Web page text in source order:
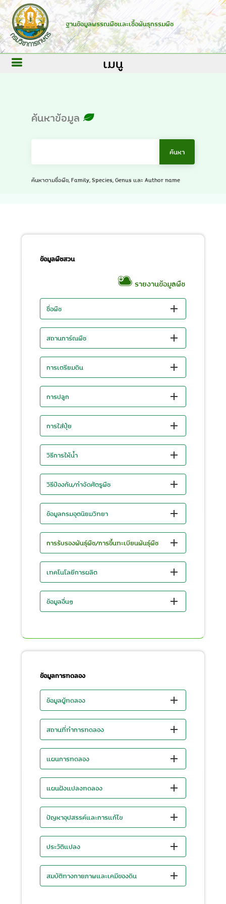
ฐานข้อมูลพรรณพืชและเชื้อพันธุกรรมพืช
เมนู
ค้นหาข้อมูล
ค้นหาตามชื่อพืช, Family, Species, Genus และ Author name
ข้อมูลพืชสวน
รายงานข้อมูลพืช
ชื่อพืช
สถานการ์ณพืช
การเตรียมดิน
การปลูก
การใส่ปุ๋ย
วิธีการให้น้ำ
วิธีป้องกัน/กำจัดศัตรูพืช
ข้อมูลกรมอุตนิยมวิทยา
การรับรองพันธุ์พืช/การขึ้นทะเบียนพันธุ์พืช
เทคโนโลยีการผลิต
ข้อมูลอื่นๆ
ข้อมูลการทดลอง
ข้อมูลผู้ทดลอง
สถานที่ทำการทดลอง
แผนการทดลอง
แผนฝังแปลงทดลอง
ปัญหาอุปสรรค์และการแก้ไข
ประวัติแปลง
สมบัติทางกายภาพและเคมีของดิน